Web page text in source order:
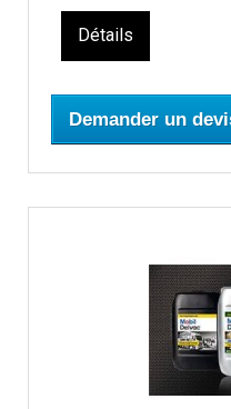
Détails
Demander un